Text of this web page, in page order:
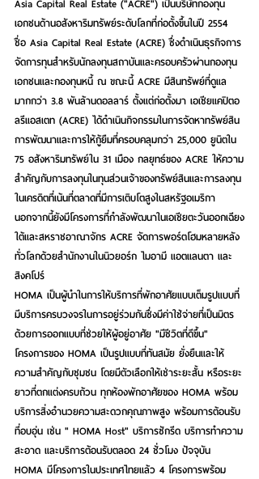
เอกชนด้านอสังหาริมทรัพย์ระดับโลกที่ก่อตั้งขึ้นในปี 2554
ชื่อ Asia Capital Real Estate (ACRE) ซึ่งดำเนินธุรกิจการ
จัดการทุนสำหรับนักลงทุนสถาบันและครอบครัวผ่านกองทุน
เอกชนและกองทุนหนี้ ณ ขณะนี้ ACRE มีสินทรัพย์ที่ดูแล
มากกว่า 3.8 พันล้านดอลลาร์ ตั้งแต่ก่อตั้งมา เอเชียแคปิตอ
ลรีแอสเตท (ACRE) ได้ดำเนินกิจกรรมในการจัดหาทรัพย์สิน
การพัฒนาและการให้กู้ยืมที่ครอบคลุมกว่า 25,000 ยูนิตใน
75 อสังหาริมทรัพย์ใน 31 เมือง กลยุทธ์ของ ACRE ให้ความ
สำคัญกับการลงทุนในทุนส่วนเจ้าของทรัพย์สินและการลงทุน
ในเครดิตที่เน้นที่ตลาดที่มีการเติบโตสูงในสหรัฐอเมริกา
นอกจากนี้ยังมีโครงการที่กำลังพัฒนาในเอเชียตะวันออกเฉียง
ใต้และสหราชอาณาจักร ACRE จัดการพอร์ตโฮมหลายหลัง
ทั่วโลกด้วยสำนักงานในนิวยอร์ก ไมอามี แอตแลนตา และ
สิงคโปร์
HOMA เป็นผู้นำในการให้บริการที่พักอาศัยแบบเต็มรูปแบบที่
มีบริการครบวงจรในการอยู่ร่วมกันซึ่งมีค่าใช้จ่ายที่เป็นมิตร
ด้วยการออกแบบที่ช่วยให้ผู้อยู่อาศัย "มีชีวิตที่ดีขึ้น"
โครงการของ HOMA เป็นรูปแบบที่ทันสมัย ยั่งยืนและให้
ความสำคัญกับชุมชน โดยมีตัวเลือกให้เช่าระยะสั้น หรือระยะ
ยาวที่ตกแต่งครบถ้วน ทุกห้องพักอาศัยของ HOMA พร้อม
บริการสิ่งอำนวยความสะดวกคุณภาพสูง พร้อมการต้อนรับ
ที่อบอุ่น เช่น " HOMA Host" บริการซักรีด บริการทำความ
สะอาด และบริการต้อนรับตลอด 24 ชั่วโมง ปัจจุบัน
HOMA มีโครงการในประเทศไทยแล้ว 4 โครงการพร้อม